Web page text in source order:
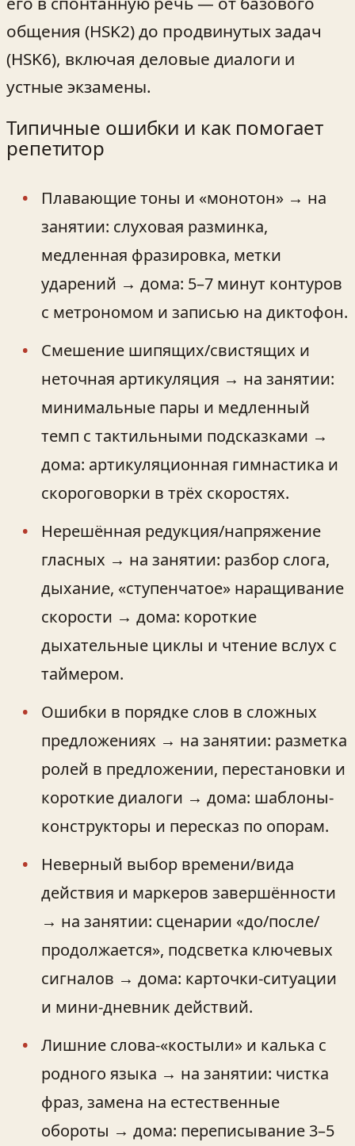
общения (HSK2) до продвинутых задач
(HSK6), включая деловые диалоги и
устные экзамены.
Типичные ошибки и как помогает
репетитор
Плавающие тоны и «монотон» → на
занятии: слуховая разминка,
медленная фразировка, метки
ударений → дома: 5–7 минут контуров
с метрономом и записью на диктофон.
Смешение шипящих/свистящих и
неточная артикуляция → на занятии:
минимальные пары и медленный
темп с тактильными подсказками →
дома: артикуляционная гимнастика и
скороговорки в трёх скоростях.
Нерешённая редукция/напряжение
гласных → на занятии: разбор слога,
дыхание, «ступенчатое» наращивание
скорости → дома: короткие
дыхательные циклы и чтение вслух с
таймером.
Ошибки в порядке слов в сложных
предложениях → на занятии: разметка
ролей в предложении, перестановки и
короткие диалоги → дома: шаблоны-
конструкторы и пересказ по опорам.
Неверный выбор времени/вида
действия и маркеров завершённости
→ на занятии: сценарии «до/после/
продолжается», подсветка ключевых
сигналов → дома: карточки-ситуации
и мини-дневник действий.
Лишние слова‑«костыли» и калька с
родного языка → на занятии: чистка
фраз, замена на естественные
обороты → дома: переписывание 3–5